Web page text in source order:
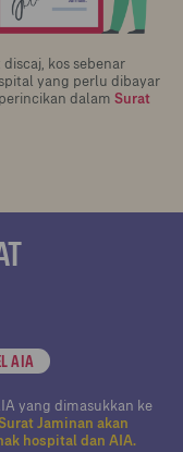
kos sebenar
yang perlu dibayar
dalamSurat
AIA
yang dimasukkan ke
Jaminan akan
hospital dan AIA.